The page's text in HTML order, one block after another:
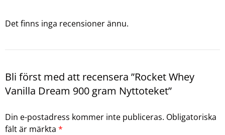
Det finns inga recensioner ännu.
Bli först med att recensera ”Rocket Whey
Vanilla Dream 900 gram Nyttoteket”
Din e-postadress kommer inte publiceras. Obligatoriska
fält är märkta *